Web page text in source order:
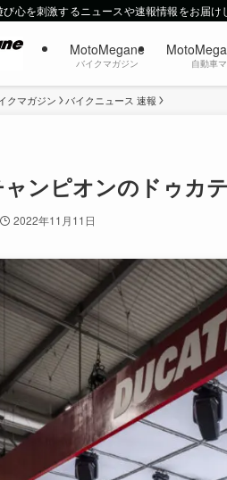
心を刺激するニュースや速報情報をお届け
MotoMegane
バイクマガジン 自動車
クマガジン バイクニュース 速報
ャンピオンのドゥカ
2022年11月11日